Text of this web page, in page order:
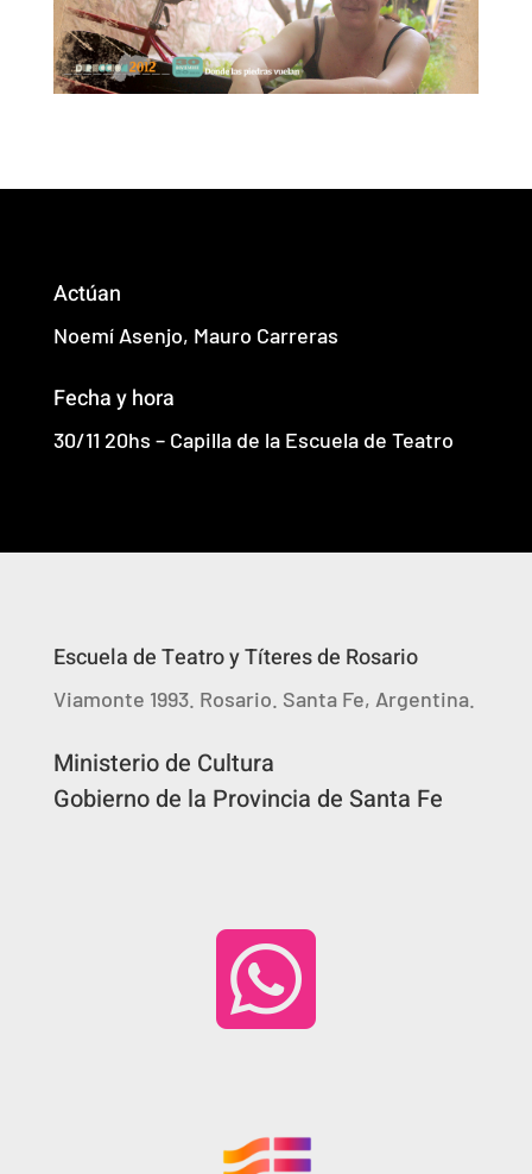
Actúan
Noemí Asenjo, Mauro Carreras
Fecha y hora
30/11 20hs – Capilla de la Escuela de Teatro
Escuela de Teatro y Títeres de Rosario
Viamonte 1993. Rosario. Santa Fe, Argentina.
Ministerio de Cultura
Gobierno de la Provincia de Santa Fe
